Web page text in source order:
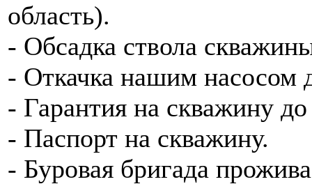
область).
- Обсадка ствола
- Откачка нашим насосом
- Гарантия на скважину до
- Паспорт на скважину.
- Буровая бригада